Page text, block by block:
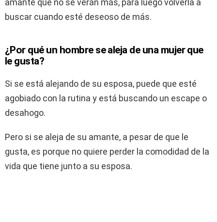
amante que no se verán más, para luego volverla a
buscar cuando esté deseoso de más.
¿Por qué un hombre se aleja de una mujer que
le gusta?
Si se está alejando de su esposa, puede que esté
agobiado con la rutina y está buscando un escape o
desahogo.
Pero si se aleja de su amante, a pesar de que le
gusta, es porque no quiere perder la comodidad de la
vida que tiene junto a su esposa.